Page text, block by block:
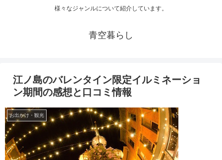
様々なジャンルについて紹介しています。
青空暮らし
江ノ島のバレンタイン限定イルミネーショ
ン期間の感想と口コミ情報
お出かけ・観光